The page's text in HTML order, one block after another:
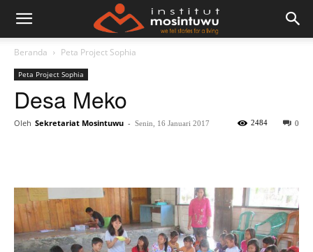
Beranda Peta Project Sophia
Peta Project Sophia
Desa Meko
Oleh Sekretariat Mosintuwu - Senin, 16 Januari 2017 0
2484